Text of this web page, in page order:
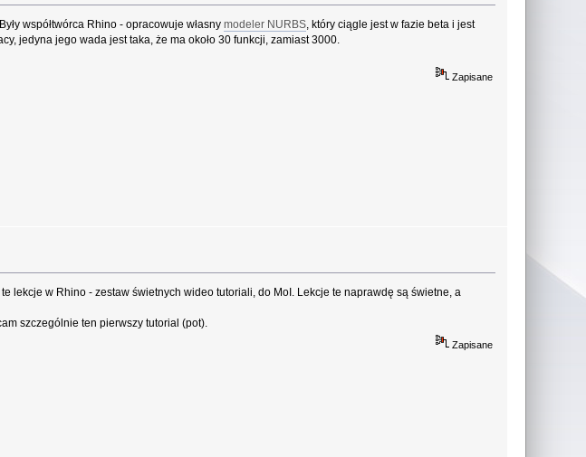
współtwórca Rhino - opracowuje własnymodeler NURBS , który ciągle jest w fazie beta i jest
jedyna jego wada jest taka, że ma około 30 funkcji, zamiast 3000.
Zapisane
lekcje w Rhino - zestaw świetnych wideo tutoriali, do MoI. Lekcje te naprawdę są świetne, a
szczególnie ten pierwszy tutorial (pot).
Zapisane